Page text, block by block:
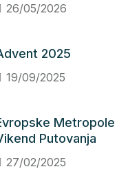
26/05/2026
2025
19/09/2025
Metropole
Putovanja
27/02/2025